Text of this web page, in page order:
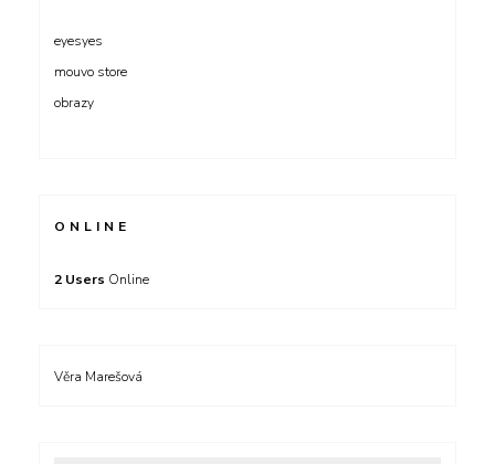
eyesyes
mouvo store
obrazy
ONLINE
2 Users Online
Věra Marešová